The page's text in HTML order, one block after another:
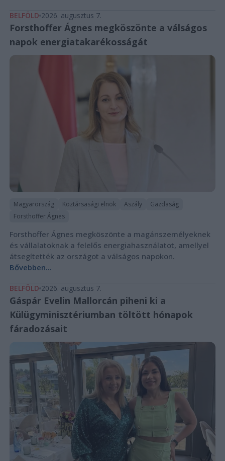
BELFÖLD 2026. augusztus 7.
Forsthoffer Ágnes megköszönte a válságos
napok energiatakarékosságát
Magyarország Köztársasági elnök Aszály
Gazdaság
Forsthoffer Ágnes
Forsthoffer Ágnes megköszönte a magánszemélyeknek
és vállalatoknak a felelős energiahasználatot, amellyel
átsegítették az országot a válságos napokon.
Bővebben...
BELFÖLD 2026. augusztus 7.
Gáspár Evelin Mallorcán piheni ki a
Külügyminisztériumban töltött hónapok
fáradozásait